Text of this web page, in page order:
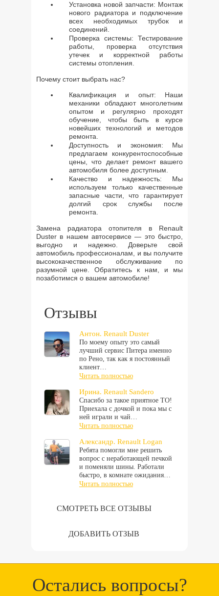
Установка новой запчасти: Монтаж
нового радиатора и подключение
всех необходимых трубок и
соединений.
Проверка системы: Тестирование
работы, проверка отсутствия
утечек и корректной работы
системы отопления.
Почему стоит выбрать нас?
Квалификация и опыт: Наши
механики обладают многолетним
опытом и регулярно проходят
обучение, чтобы быть в курсе
новейших технологий и методов
ремонта.
Доступность и экономия: Мы
предлагаем конкурентоспособные
цены, что делает ремонт вашего
автомобиля более доступным.
Качество и надежность: Мы
используем только качественные
запасные части, что гарантирует
долгий срок службы после
ремонта.
Замена радиатора отопителя в Renault
Duster в нашем автосервисе — это быстро,
выгодно и надежно. Доверьте свой
автомобиль профессионалам, и вы получите
высококачественное обслуживание по
разумной цене. Обратитесь к нам, и мы
позаботимся о вашем автомобиле!
Отзывы
Антон. Renault Duster
По моему опыту это самый
лучший сервис Питера именно
по Рено, так как я постоянный
клиент…
Читать полностью
Ирина. Renault Sandero
Спасибо за такое приятное ТО!
Приехала с дочкой и пока мы с
ней играли и чай…
Читать полностью
Александр. Renault Logan
Ребята помогли мне решить
вопрос с неработающей печкой
и поменяли шины. Работали
быстро, в комнате ожидания…
Читать полностью
СМОТРЕТЬ ВСЕ ОТЗЫВЫ
ДОБАВИТЬ ОТЗЫВ
Остались вопросы?